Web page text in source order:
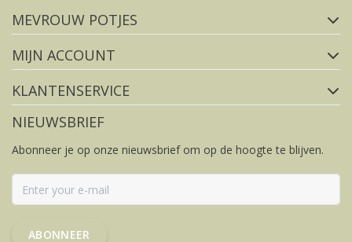
FACEBOOK
MEVROUW POTJES
MIJN ACCOUNT
KLANTENSERVICE
NIEUWSBRIEF
Abonneer je op onze nieuwsbrief om op de hoogte te blijven.
ABONNEER